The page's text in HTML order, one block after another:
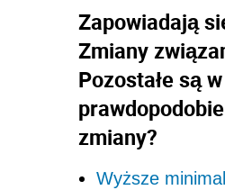
Zapowiadają
Zmiany
Pozostałe są
zmiany?
Wyższe